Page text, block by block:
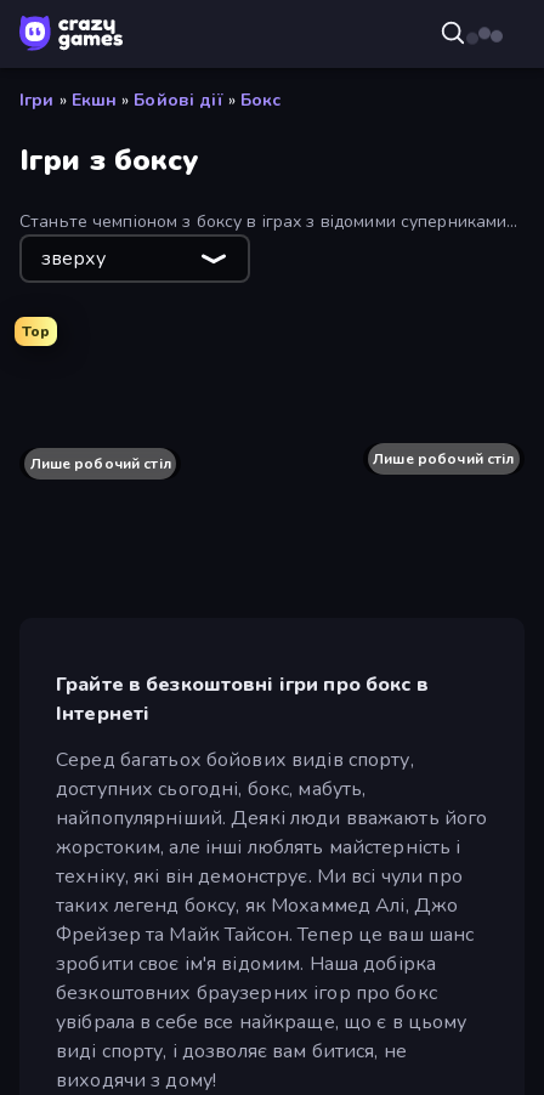
Ігри » Екшн » Бойові дії » Бокс
Ігри з боксу
Станьте чемпіоном з боксу в іграх з відомими суперниками
та
проти друзів!
зверху
Top
Punchy Race Boxing Stars
Smash Block Arena Лише робочий стіл
Ragdoll Fight
Лише робочий стіл
Funny Ragdoll Wrestlers
Грайте в безкоштовні ігри про бокс в
Інтернеті
Серед багатьох бойових видів спорту,
доступних сьогодні, бокс, мабуть,
найпопулярніший. Деякі люди вважають його
жорстоким, але інші люблять майстерність і
техніку, які він демонструє. Ми всі чули про
таких легенд боксу, як Мохаммед Алі, Джо
Фрейзер та Майк Тайсон. Тепер це ваш шанс
зробити своє ім'я відомим. Наша добірка
безкоштовних браузерних ігор про бокс
увібрала в себе все найкраще, що є в цьому
виді спорту, і дозволяє вам битися, не
виходячи з дому!